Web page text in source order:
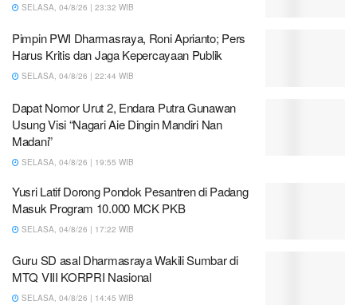
SELASA, 04/8/26 | 23:32 WIB
Pimpin PWI Dharmasraya, Roni Aprianto; Pers
Harus Kritis dan Jaga Kepercayaan Publik
SELASA, 04/8/26 | 22:44 WIB
Dapat Nomor Urut 2, Endara Putra Gunawan
Usung Visi “Nagari Aie Dingin Mandiri Nan
Madani”
SELASA, 04/8/26 | 19:55 WIB
Yusri Latif Dorong Pondok Pesantren di Padang
Masuk Program 10.000 MCK PKB
SELASA, 04/8/26 | 17:22 WIB
Guru SD asal Dharmasraya Wakili Sumbar di
MTQ VIII KORPRI Nasional
SELASA, 04/8/26 | 14:45 WIB